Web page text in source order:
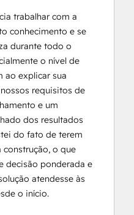
trabalhar com a
conhecimento e se
durante todo o
o nível de
ao explicar sua
requisitos de
e um
dos resultados
do fato de terem
construção, o que
decisão ponderada e
atendesse às
o início.